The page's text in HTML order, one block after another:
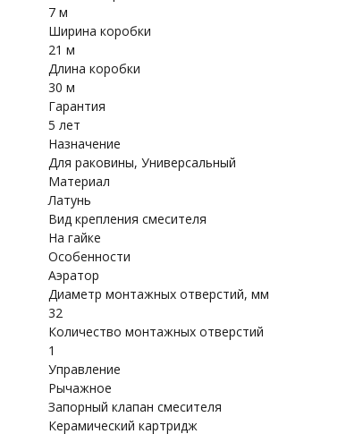
7 м
Ширина коробки
21 м
Длина коробки
30 м
Гарантия
5 лет
Назначение
Для раковины, Универсальный
Материал
Латунь
Вид крепления смесителя
На гайке
Особенности
Аэратор
Диаметр монтажных отверстий, мм
32
Количество монтажных отверстий
1
Управление
Рычажное
Запорный клапан смесителя
Керамический картридж